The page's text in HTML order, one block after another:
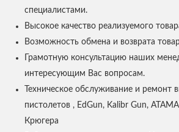
специалистами.
Высокое качество реализуемого
Возможность обмена и возврата
Грамотную консультацию наших
интересующим Вас вопросам.
Техническое обслуживание и ремонт
пистолетов , EdGun, Kalibr Gun,
Крюгера